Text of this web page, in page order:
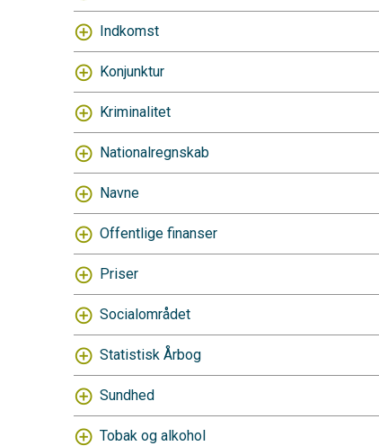
Indkomst
Konjunktur
Kriminalitet
Nationalregnskab
Navne
Offentlige finanser
Priser
Socialområdet
Statistisk Årbog
Sundhed
Tobak og alkohol